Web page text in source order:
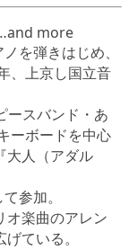
more
を弾きはじめ、
、上京し国立音
ースバンド・あ
ーボードを中心
大人（アダル
参加。
オ楽曲のアレン
ている。